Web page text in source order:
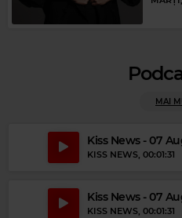
MAGIC PARTY
MAI
Kiss News - 07
KISS NEWS, 00:01:31
Kiss News - 07
KISS NEWS, 00:01:31